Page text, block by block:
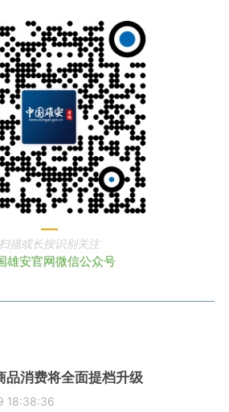
扫描或长按识别关注
雄安官网微信公众号
品消费将全面提档升级
18:38:36